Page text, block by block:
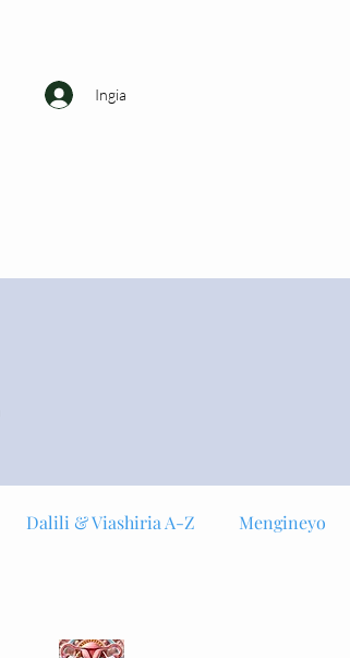
Ingia
Dalili & Viashiria A-Z Mengineyo